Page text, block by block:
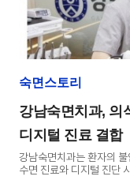
숙면스토리
강남숙면치과, 의
디지털 진료 결합
강남숙면치과는 환자의
수면 진료와 디지털 진단